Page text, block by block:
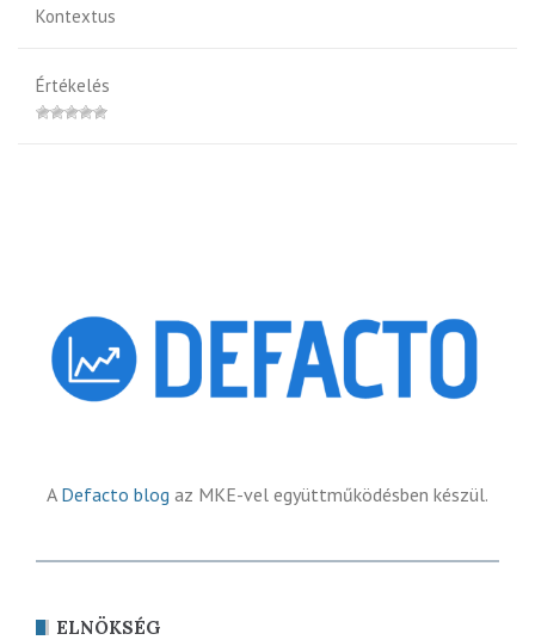
Kontextus
Értékelés
A Defacto blog az MKE-vel együttműködésben készül.
ELNÖKSÉG